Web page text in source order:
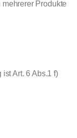
Produkte
Art. 6 Abs.1 f)